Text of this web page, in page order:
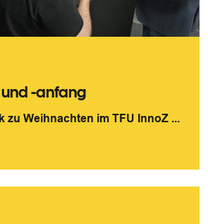
-anfang
zu Weihnachten im TFU InnoZ ...